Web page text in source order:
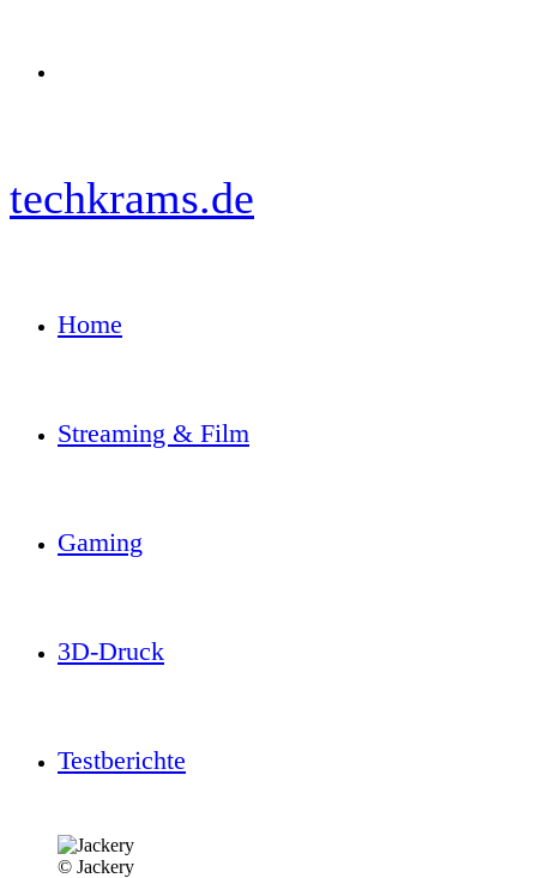
techkrams.de
Home
Streaming & Film
Gaming
3D-Druck
Testberichte
© Jackery